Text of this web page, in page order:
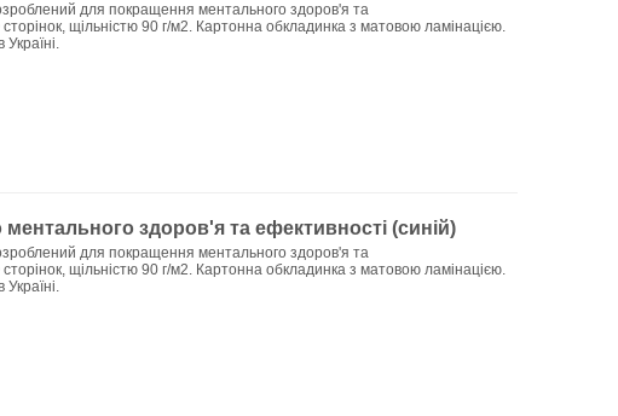
для покращення ментального здоров'я та
щільністю 90 г/м2. Картонна обкладинка з матовою ламінацією.
здоров'я та ефективності (синій)
для покращення ментального здоров'я та
щільністю 90 г/м2. Картонна обкладинка з матовою ламінацією.